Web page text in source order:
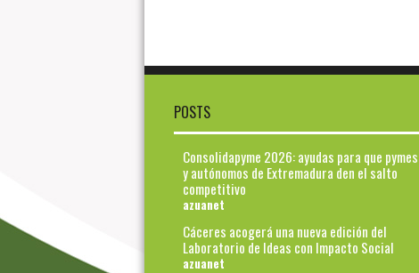
POSTS
Consolidapyme 2026: ayudas para que pymes
y autónomos de Extremadura den el salto
competitivo
azuanet
Cáceres acogerá una nueva edición del
Laboratorio de Ideas con Impacto Social
azuanet